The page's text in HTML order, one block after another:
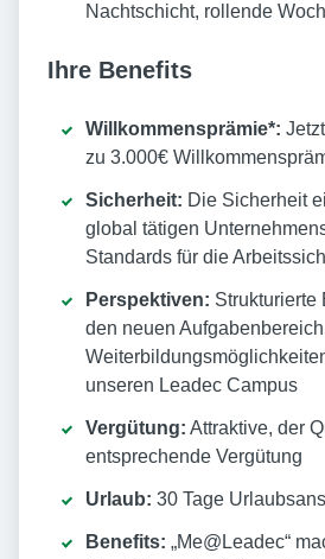
Nachtschicht, rollende
Ihre Benefits
Willkommensprämie*:
zu 3.000€
Sicherheit: Die Sicherheit
global tätigen
Standards für die
Perspektiven: Strukturierte
den neuen
unseren Leadec Campus
Vergütung: Attraktive, der
entsprechende Vergütung
Urlaub: 30 Tage
Benefits: „Me@Leadec“